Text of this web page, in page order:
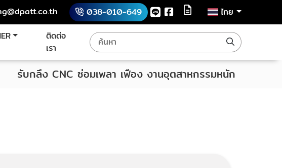
038-010-649
ไทย
ติดต่อ
เรา
รับกลึง CNC ซ่อมเพลา เฟือง งานอุตสาหกรรมหนัก